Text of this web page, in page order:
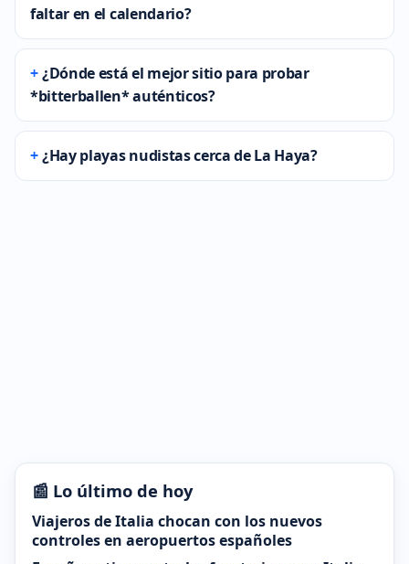
faltar en el calendario?
¿Dónde está el mejor sitio para probar
*bitterballen* auténticos?
¿Hay playas nudistas cerca de La Haya?
📰 Lo último de hoy
Viajeros de Italia chocan con los nuevos
controles en aeropuertos españoles